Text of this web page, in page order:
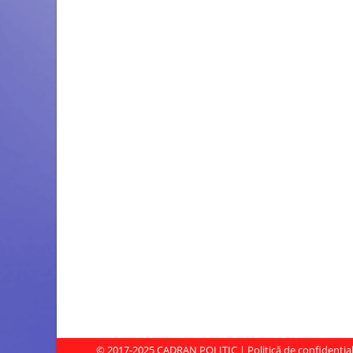
© 2017-2025CADRAN POLITIC | Politică de